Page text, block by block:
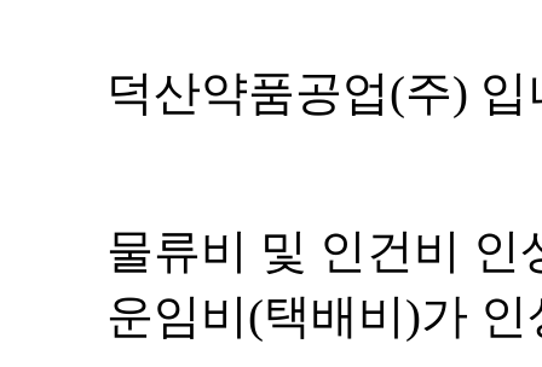
덕산약품공업(주) 입
물류비 및 인건비 인
운임비(택배비)가